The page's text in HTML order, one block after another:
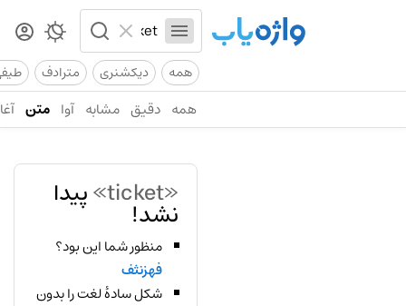
همه دیکشنری مترادف
همه دقیق مشابه آوا متن
«ticket» پیدا
نشد!
منظور شما این بود؟
فهزنثف
شکل سادهٔ لغت را بدون